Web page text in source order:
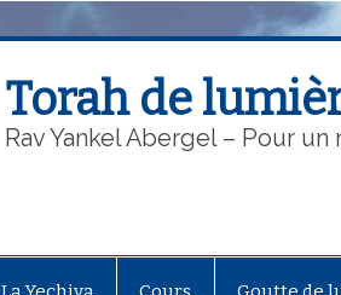
Torah de
Rav Yankel Abergel – Pour